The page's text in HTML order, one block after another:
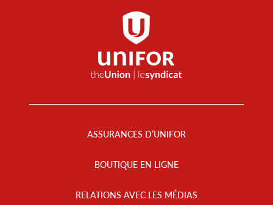
ASSURANCES D’UNIFOR
BOUTIQUE EN LIGNE
RELATIONS AVEC LES MÉDIAS